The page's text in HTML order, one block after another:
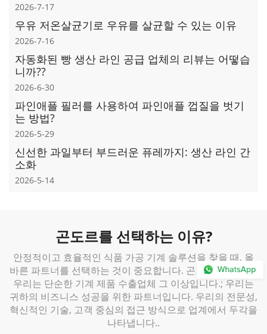
2026-7-17
우유 저온살균기로 우유를 살균할 수 있는 이유
2026-7-16
자동화된 빵 생산 라인 공급 업체의 리뷰는 어떻습
니까??
2026-6-30
파인애플 필러를 사용하여 파인애플 껍질을 ​​벗기
는 방법?
2026-5-29
신선한 과일부터 부드러운 퓨레까지: 생산 라인 간
소화
2026-5-14
곤도르를 선택하는 이유?
안정적이고 효율적인 식품 가공 기계 솔루션을 찾을 때, 올
바른 파트너를 선택하는 것이 중요합니다. 곤도르 기계에서,
우리는 단순한 기계 제품 수출업체 그 이상입니다.; 우리는
귀하의 비즈니스 성공을 위한 파트너입니다. 우리의 전문성,
혁신적인 기술, 고객 중심의 접근 방식으로 업계에서 두각을
나타냅니다..